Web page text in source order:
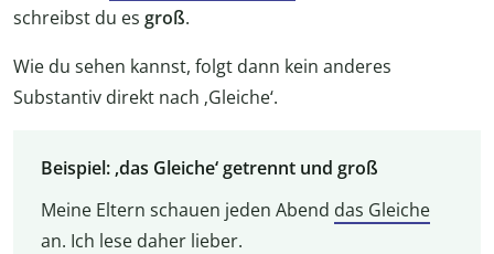
schreibst du es groß.
Wie du sehen kannst, folgt dann kein anderes
Substantiv direkt nach ‚Gleiche‘.
Beispiel: ‚das Gleiche‘ getrennt und groß
Meine Eltern schauen jeden Abend das Gleiche
an. Ich lese daher lieber.